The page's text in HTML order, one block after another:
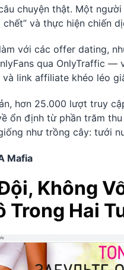
chuyện thật. Một
và thực hiện chiến
với các offer dating,
qua OnlyTraffic —
link affiliate khéo léo
hơn 25.000 lượt truy
ổn định từ phần trăm
như trồng cây: tưới
Mafia
Không
Trong Hai